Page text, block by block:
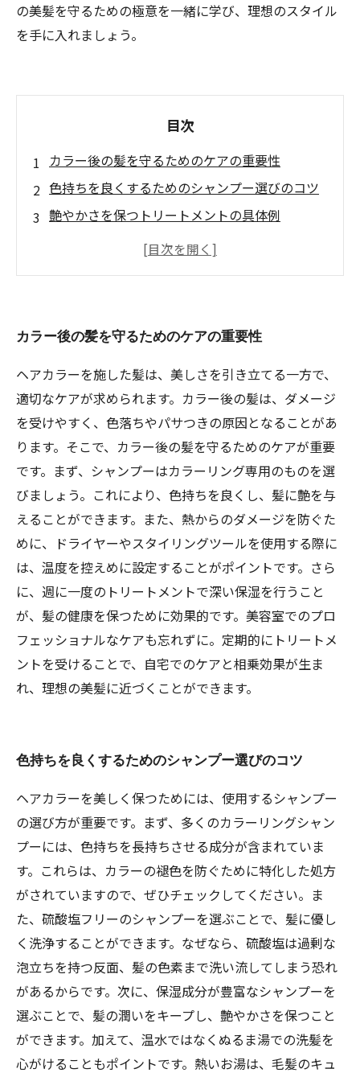
の美髪を守るための極意を一緒に学び、理想のスタイル
を手に入れましょう。
目次
カラー後の髪を守るためのケアの重要性
色持ちを良くするためのシャンプー選びのコツ
艶やかさを保つトリートメントの具体例
美容室でのプロフェッショナルなケアが叶える
めに
カラー後の髪を守るためのケアの重要性
ヘアカラーを施した髪は、美しさを引き立てる一方で、
適切なケアが求められます。カラー後の髪は、ダメージ
を受けやすく、色落ちやパサつきの原因となることがあ
ります。そこで、カラー後の髪を守るためのケアが重要
です。まず、シャンプーはカラーリング専用のものを選
びましょう。これにより、色持ちを良くし、髪に艶を与
えることができます。また、熱からのダメージを防ぐた
めに、ドライヤーやスタイリングツールを使用する際に
は、温度を控えめに設定することがポイントです。さら
に、週に一度のトリートメントで深い保湿を行うこと
が、髪の健康を保つために効果的です。美容室でのプロ
フェッショナルなケアも忘れずに。定期的にトリートメ
ントを受けることで、自宅でのケアと相乗効果が生ま
れ、理想の美髪に近づくことができます。
色持ちを良くするためのシャンプー選びのコツ
ヘアカラーを美しく保つためには、使用するシャンプー
の選び方が重要です。まず、多くのカラーリングシャン
プーには、色持ちを長持ちさせる成分が含まれていま
す。これらは、カラーの褪色を防ぐために特化した処方
がされていますので、ぜひチェックしてください。ま
た、硫酸塩フリーのシャンプーを選ぶことで、髪に優し
く洗浄することができます。なぜなら、硫酸塩は過剰な
泡立ちを持つ反面、髪の色素まで洗い流してしまう恐れ
があるからです。次に、保湿成分が豊富なシャンプーを
選ぶことで、髪の潤いをキープし、艶やかさを保つこと
ができます。加えて、温水ではなくぬるま湯での洗髪を
心がけることもポイントです。熱いお湯は、毛髪のキュ